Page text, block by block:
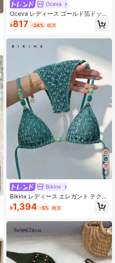
Oceva
Oceva レディース ゴールド箔ドット
柄 ブラウン セクシー ホットガール
カジュアル ビキニ水着セット ビーチ
¥817 -24% 概算
4
Bikinx
Bikinx レディース エレガント テクス
チャー ビーズ装飾 ホルターネック
ビキニセット サイドリボンボトム バ
ョン 夏 リゾートウェア向け
¥1,394 -5% 概算